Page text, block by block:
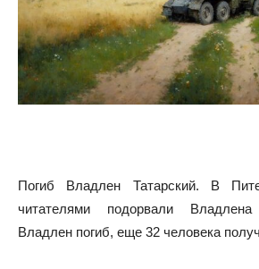
Погиб Владлен Татарский. В
читателями подорвали
Владлен погиб, еще 32 человека